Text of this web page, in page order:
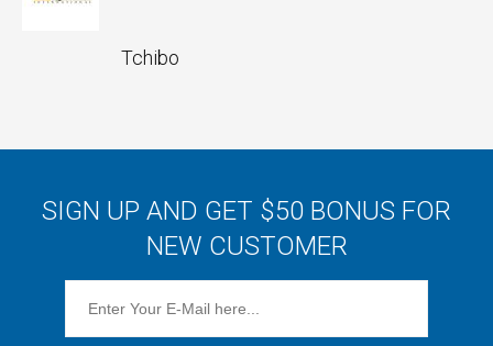
Tchibo
SIGN UP AND GET $50 BONUS FOR
NEW CUSTOMER